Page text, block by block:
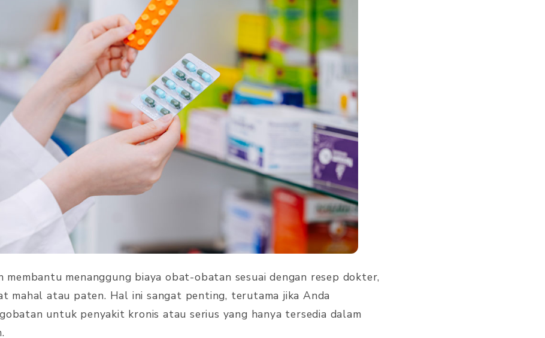
membantu menanggung biaya obat-obatan sesuai dengan resep dokter,
mahal atau paten. Hal ini sangat penting, terutama jika Anda
untuk penyakit kronis atau serius yang hanya tersedia dalam